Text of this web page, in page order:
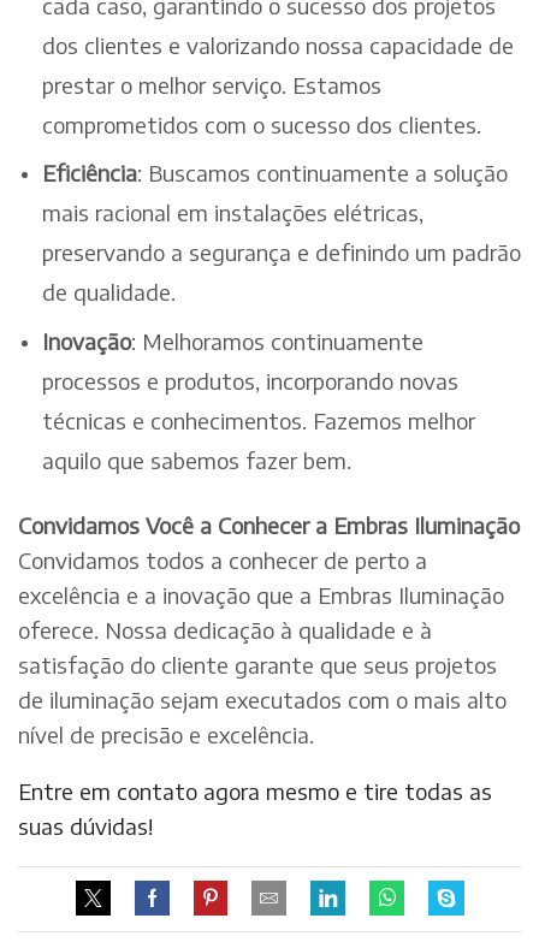
dos clientes e valorizando nossa capacidade de
prestar o melhor serviço. Estamos
comprometidos com o sucesso dos clientes.
Eficiência: Buscamos continuamente a solução
mais racional em instalações elétricas,
preservando a segurança e definindo um padrão
de qualidade.
Inovação: Melhoramos continuamente
processos e produtos, incorporando novas
técnicas e conhecimentos. Fazemos melhor
aquilo que sabemos fazer bem.
Convidamos Você a Conhecer a Embras Iluminação
Convidamos todos a conhecer de perto a
excelência e a inovação que a Embras Iluminação
oferece. Nossa dedicação à qualidade e à
satisfação do cliente garante que seus projetos
de iluminação sejam executados com o mais alto
nível de precisão e excelência.
Entre em contato agora mesmo e tire todas as
suas dúvidas!